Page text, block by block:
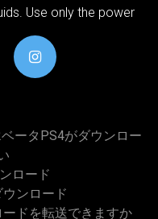
Use only the power
ータPS4がダウンロー
ロード
ンロード
ドを転送できますか